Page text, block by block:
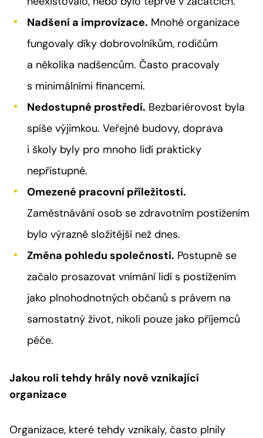
Nadšení a improvizace. Mnohé organizace
fungovaly díky dobrovolníkům, rodičům
a několika nadšencům. Často pracovaly
s minimálními financemi.
Nedostupné prostředí. Bezbariérovost byla
spíše výjimkou. Veřejné budovy, doprava
i školy byly pro mnoho lidí prakticky
nepřístupné.
Omezené pracovní příležitosti.
Zaměstnávání osob se zdravotním postižením
bylo výrazně složitější než dnes.
Změna pohledu společnosti. Postupně se
začalo prosazovat vnímání lidí s postižením
jako plnohodnotných občanů s právem na
samostatný život, nikoli pouze jako příjemců
péče.
Jakou roli tehdy hrály nově vznikající
organizace
Organizace, které tehdy vznikaly, často plnily